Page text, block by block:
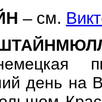
– см.
день на